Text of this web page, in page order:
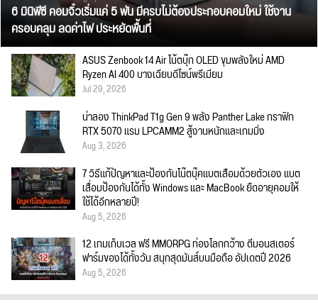
6 มินิพีซี คอมจิ๋วเริ่มแค่ 5 พัน มีครบไม่ต้องประกอบคอมใหม่ ใช้งาน
ครอบคลุม ลดค่าไฟ ประหยัดพื้นที่
ASUS Zenbook 14 Air โน้ตบุ๊ก OLED ขุมพลังใหม่ AMD
Ryzen AI 400 บางเฉียบดีไซน์พรีเมียม
Jul 29, 2026
น่าลอง ThinkPad T1g Gen 9 พลัง Panther Lake กราฟิก
RTX 5070 แรม LPCAMM2 สู้งานหนักและเกมมิ่ง
Aug 3, 2026
7 วิธีแก้ปัญหาและป้องกันโน๊ตบุ๊คแบตเสื่อมด้วยตัวเอง แบต
เสื่อมป้องกันได้ทั้ง Windows และ MacBook ยืดอายุคอมให้
ใช้ได้อีกหลายปี!
Aug 5, 2026
12 เกมเก็บเวล ฟรี MMORPG ท่องโลกกว้าง ตีมอนสเตอร์
ฟาร์มของได้ทั้งวัน สนุกสุดมันส์บนมือถือ อัปเดตปี 2026
Aug 5, 2026